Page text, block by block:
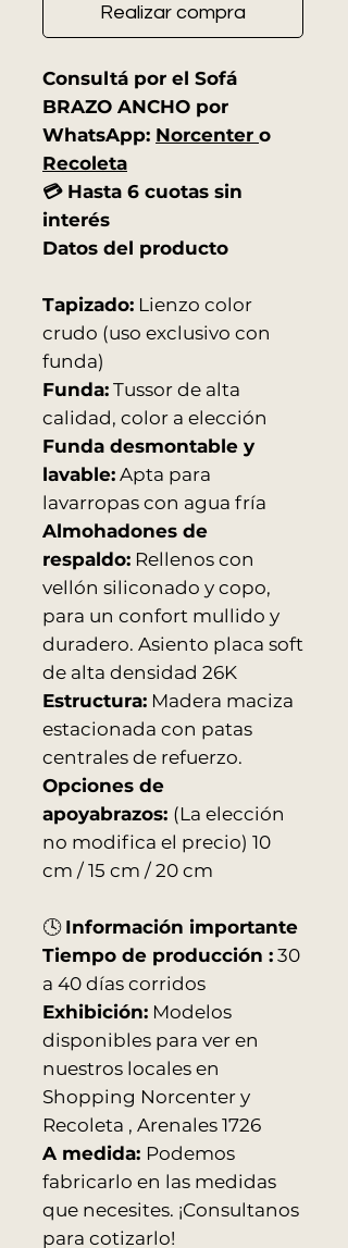
Realizar compra
Consultá por el Sofá
BRAZO ANCHO por
WhatsApp: Norcenter o
Recoleta
💳 Hasta 6 cuotas sin
interés
Datos del producto
Tapizado: Lienzo color
crudo (uso exclusivo con
funda)
Funda: Tussor de alta
calidad, color a elección
Funda desmontable y
lavable: Apta para
lavarropas con agua fría
Almohadones de
respaldo: Rellenos con
vellón siliconado y copo,
para un confort mullido y
duradero. Asiento placa soft
de alta densidad 26K
Estructura: Madera maciza
estacionada con patas
centrales de refuerzo.
Opciones de
apoyabrazos: (La elección
no modifica el precio) 10
cm / 15 cm / 20 cm
🕓 Información importante
Tiempo de producción : 30
a 40 días corridos
Exhibición: Modelos
disponibles para ver en
nuestros locales en
Shopping Norcenter y
Recoleta , Arenales 1726
A medida: Podemos
fabricarlo en las medidas
que necesites. ¡Consultanos
para cotizarlo!